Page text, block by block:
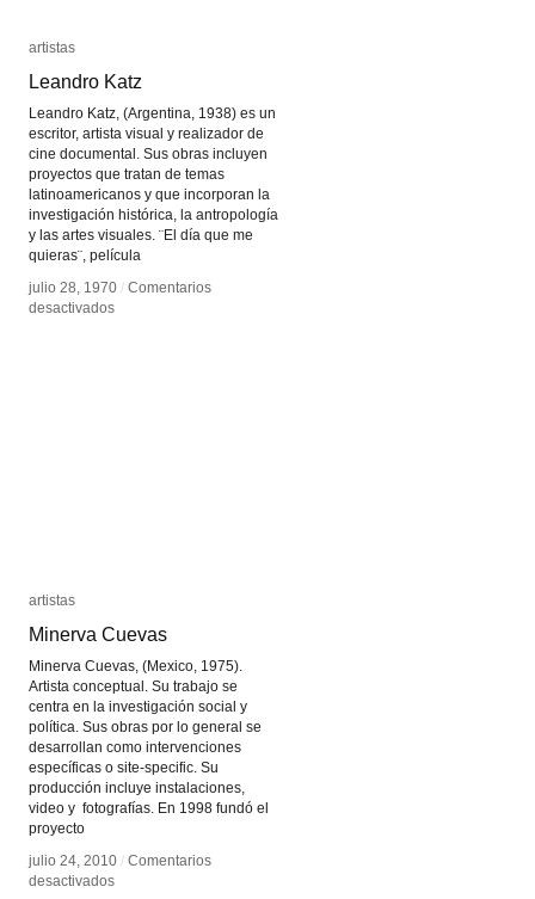
artistas
Leandro Katz
Leandro Katz, (Argentina, 1938) es un
escritor, artista visual y realizador de
cine documental. Sus obras incluyen
proyectos que tratan de temas
latinoamericanos y que incorporan la
investigación histórica, la antropología
y las artes visuales. ¨El día que me
quieras¨, película
julio 28, 1970 / Comentarios
desactivadosen
artistas
Leandro Katz
julio 28, 1970 / Comentarios
desactivadosen
artistas
Minerva Cuevas
Minerva Cuevas, (Mexico, 1975).
Artista conceptual. Su trabajo se
centra en la investigación social y
política. Sus obras por lo general se
desarrollan como intervenciones
específicas o site-specific. Su
producción incluye instalaciones,
video y fotografías. En 1998 fundó el
proyecto
julio 24, 2010 / Comentarios
desactivadosen
artistas
Minerva Cuevas
julio 24, 2010 / Comentarios
desactivadosen